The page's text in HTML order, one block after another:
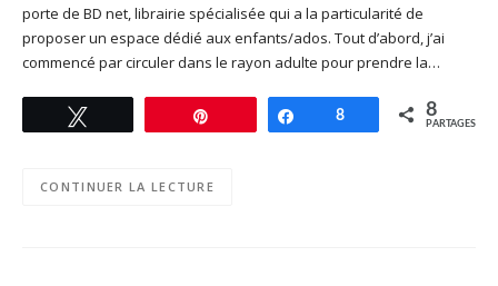
porte de BD net, librairie spécialisée qui a la particularité de
proposer un espace dédié aux enfants/ados. Tout d’abord, j’ai
commencé par circuler dans le rayon adulte pour prendre la…
Enregistrer Partagez
8 8
PARTAGES
CONTINUER LA LECTURE